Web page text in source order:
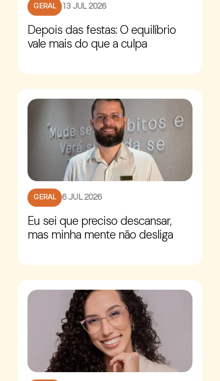
GERAL 13 JUL 2026
Depois das festas: O equilíbrio
vale mais do que a culpa
GERAL 6 JUL 2026
Eu sei que preciso descansar,
mas minha mente não desliga